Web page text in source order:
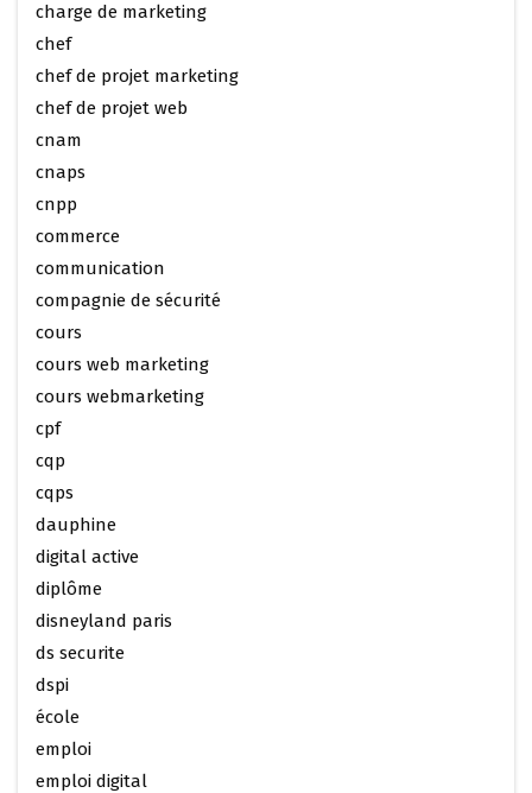
charge de marketing
chef
chef de projet marketing
chef de projet web
cnam
cnaps
cnpp
commerce
communication
compagnie de sécurité
cours
cours web marketing
cours webmarketing
cpf
cqp
cqps
dauphine
digital active
diplôme
disneyland paris
ds securite
dspi
école
emploi
emploi digital